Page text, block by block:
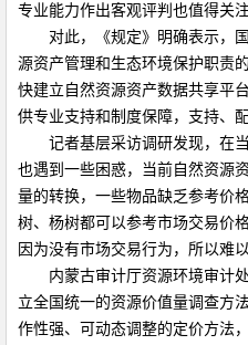
专业能力作出客观评判也值得关注
对此，《规定》明确表示，国
源资产管理和生态环境保护职责
快建立自然资源资产数据共享平
供专业支持和制度保障，支持、
记者基层采访调研发现，在当
也遇到一些困惑，当前自然资源
量的转换，一些物品缺乏参考价
树、杨树都可以参考市场交易价
因为没有市场交易行为，所以难以
内蒙古审计厅资源环境审计处
立全国统一的资源价值量调查方
作性强、可动态调整的定价方法